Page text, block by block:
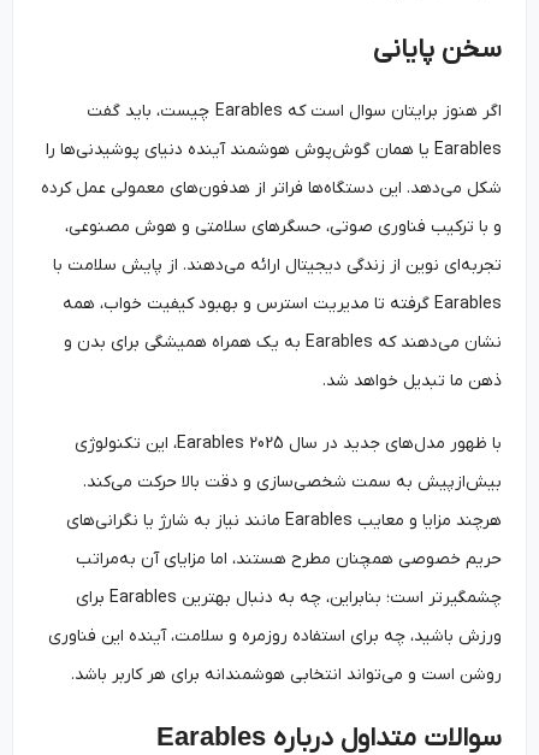
سخن پایانی
اگر هنوز برایتان سوال است که Earables چیست، باید گفت
Earables یا همان گوش‌پوش هوشمند آینده دنیای پوشیدنی‌ها را
شکل می‌دهد. این دستگاه‌ها فراتر از هدفون‌های معمولی عمل کرده
و با ترکیب فناوری صوتی، حسگرهای سلامتی و هوش مصنوعی،
تجربه‌ای نوین از زندگی دیجیتال ارائه می‌دهند. از پایش سلامت با
Earables گرفته تا مدیریت استرس و بهبود کیفیت خواب، همه
نشان می‌دهند که Earables به یک همراه همیشگی برای بدن و
ذهن ما تبدیل خواهد شد.
با ظهور مدل‌های جدید در سال Earables 2025، این تکنولوژی
بیش‌ازپیش به سمت شخصی‌سازی و دقت بالا حرکت می‌کند.
هرچند مزایا و معایب Earables مانند نیاز به شارژ یا نگرانی‌های
حریم خصوصی همچنان مطرح هستند، اما مزایای آن به‌مراتب
چشمگیرتر است؛ بنابراین، چه به دنبال بهترین Earables برای
ورزش باشید، چه برای استفاده روزمره و سلامت، آینده این فناوری
روشن است و می‌تواند انتخابی هوشمندانه برای هر کاربر باشد.
سوالات متداول دربارهEarables